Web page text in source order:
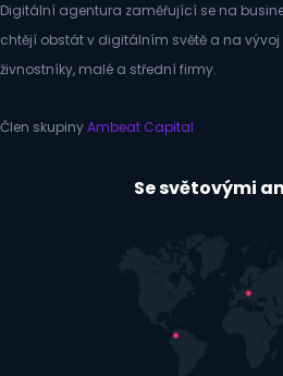
Digitální agentura zaměřující se na
chtějí obstát v digitálním světě a na vývoj
živnostníky, malé a střední firmy.
Člen skupinyAmbeat Capital
Se světovými